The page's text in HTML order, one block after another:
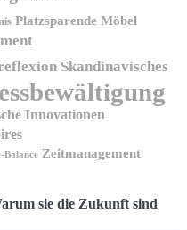
Platzsparende Möbel
Skandinavisches
Innovationen
Balance Zeitmanagement
sie die Zukunft sind